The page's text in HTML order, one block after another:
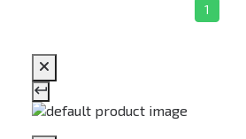
1